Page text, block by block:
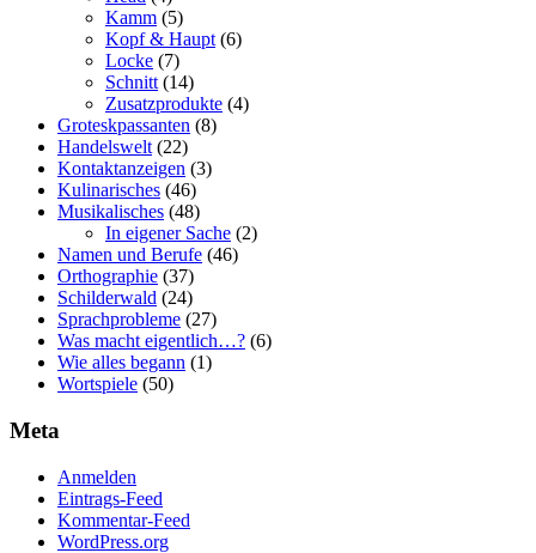
Kamm (5)
Kopf & Haupt (6)
Locke (7)
Schnitt (14)
Zusatzprodukte (4)
Groteskpassanten (8)
Handelswelt (22)
Kontaktanzeigen (3)
Kulinarisches (46)
Musikalisches (48)
In eigener Sache (2)
Namen und Berufe (46)
Orthographie (37)
Schilderwald (24)
Sprachprobleme (27)
Was macht eigentlich…? (6)
Wie alles begann (1)
Wortspiele (50)
Meta
Anmelden
Eintrags-Feed
Kommentar-Feed
WordPress.org